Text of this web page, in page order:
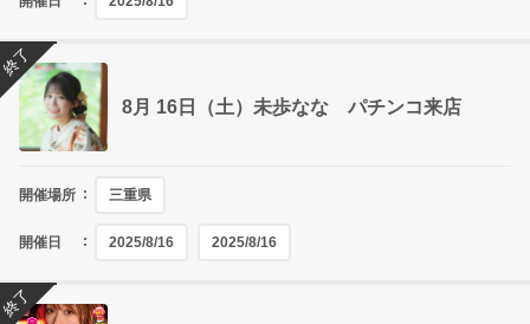
8月 16日（土）未歩なな パチンコ来店
開催場所 三重県
開催日 2025/8/16 2025/8/16
終了
終了